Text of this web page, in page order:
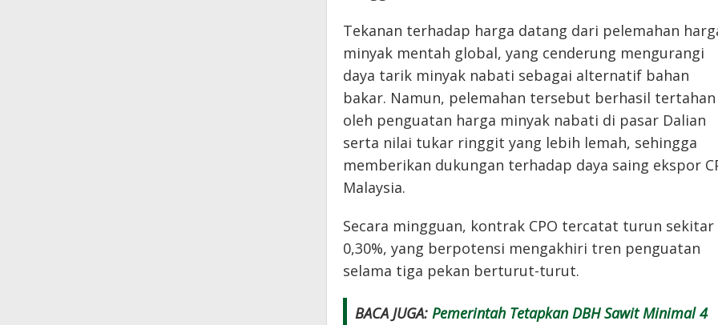
Tekanan terhadap harga datang dari pelemahan
minyak mentah global, yang cenderung mengurangi
daya tarik minyak nabati sebagai alternatif bahan
bakar. Namun, pelemahan tersebut berhasil tertahan
oleh penguatan harga minyak nabati di pasar Dalian
serta nilai tukar ringgit yang lebih lemah, sehingga
memberikan dukungan terhadap daya saing ekspor
Malaysia.
Secara mingguan, kontrak CPO tercatat turun sekitar
0,30%, yang berpotensi mengakhiri tren penguatan
selama tiga pekan berturut-turut.
BACA JUGA: Pemerintah Tetapkan DBH Sawit Minimal 4